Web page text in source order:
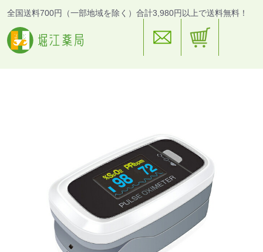
全国送料700円（一部地域を除く）合計3,980円以上で送料無料！